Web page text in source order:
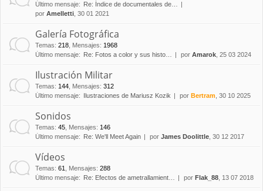
Último mensaje:
Re: Índice de documentales de…
por Amelletti , 30 01 2021
Galería Fotográfica
Temas: 218 Mensajes: 1968
Último mensaje:
Re: Fotos a color y sus histo… por Amarok , 25 03 2024
Ilustración Militar
Temas: 144 Mensajes: 312
Último mensaje:
Ilustraciones de Mariusz Kozik por Bertram , 30 10 2025
Sonidos
Temas: 45 Mensajes: 146
Último mensaje:
Re: We'll Meet Again por James Doolittle , 30 12 2017
Vídeos
Temas: 61 Mensajes: 288
Último mensaje:
Re: Efectos de ametrallamient… por Flak_88 , 13 07 2018